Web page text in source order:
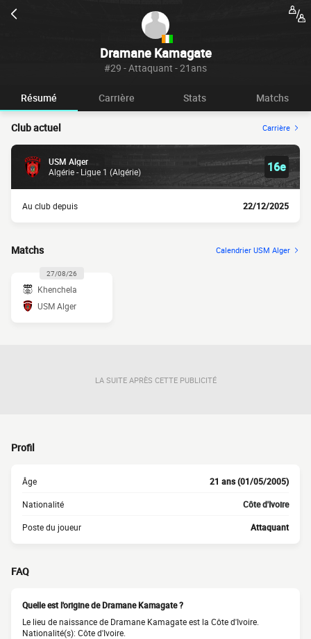
Dramane Kamagate
#29 - Attaquant - 21ans
Résumé Carrière Stats Matchs
Club actuel Carrière
USM Alger
Algérie - Ligue 1 (Algérie)
16e
Au club depuis 22/12/2025
Matchs Calendrier USM Alger
27/08/26
Khenchela
USM Alger
LA SUITE APRÈS CETTE PUBLICITÉ
Profil
Âge 21 ans (01/05/2005)
Nationalité Côte d'Ivoire
Poste du joueur Attaquant
FAQ
Quelle est l'origine de Dramane Kamagate ?
Le lieu de naissance de Dramane Kamagate est la Côte d'Ivoire.
Nationalité(s): Côte d'Ivoire.